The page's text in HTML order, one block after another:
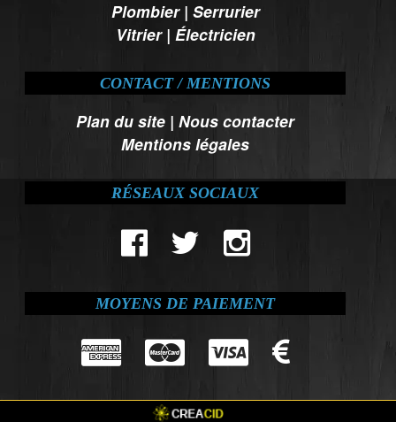
Plombier| Serrurier
Vitrier| Électricien
CONTACT / MENTIONS
Plan du site |Nous contacter
Mentions légales
RÉSEAUX SOCIAUX
MOYENS DE PAIEMENT